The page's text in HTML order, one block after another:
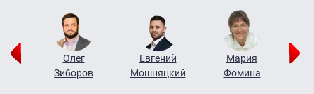
Олег
Зиборов
Евгений
Мошняцкий
Мария
Фомина